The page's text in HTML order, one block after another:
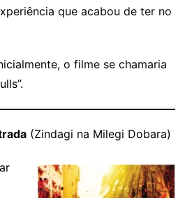
que acabou de ter no
o filme se chamaria
(Zindagi na Milegi Dobara)